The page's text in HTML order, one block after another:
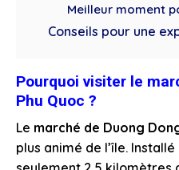
Meilleur moment
Conseils pour une
Pourquoi visiter le
Phu Quoc ?
Le marché de Duong
plus animé de l’île.